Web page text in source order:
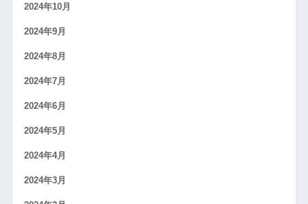
2024年10月
2024年9月
2024年8月
2024年7月
2024年6月
2024年5月
2024年4月
2024年3月